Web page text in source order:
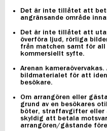
Det är inte tillåtet att
angränsande område
Det är inte tillåtet att
överföra ljud, rörliga
från matchen samt för
kommersiellt syfte.
Arenan
bildmaterialet för att
besökare.
Om arrangören eller
grund av en besökares
böter, straffavgifter eller
skyldig att betala
arrangören/gästande